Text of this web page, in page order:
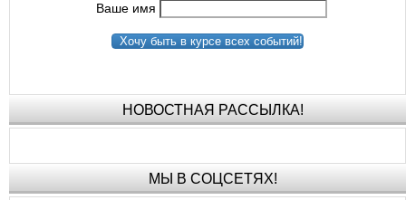
Ваше имя
Хочу быть в курсе всех событий!
НОВОСТНАЯ РАССЫЛКА!
МЫ В СОЦСЕТЯХ!